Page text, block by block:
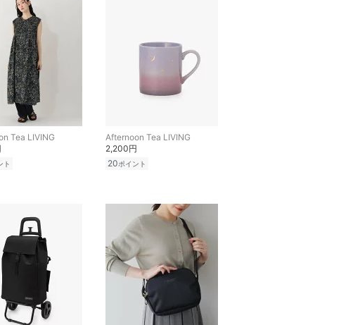
Tea LIVING
ト
Afternoon Tea LIVING
2,200円
20ポイント